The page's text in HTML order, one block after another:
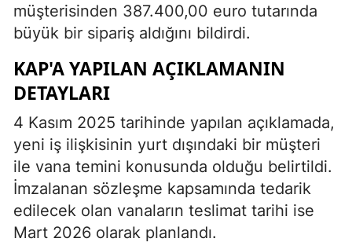
müşterisinden 387.400,00 euro tutarında
büyük bir sipariş aldığını bildirdi.
KAP'A YAPILAN AÇIKLAMANIN
DETAYLARI
4 Kasım 2025 tarihinde yapılan açıklamada,
yeni iş ilişkisinin yurt dışındaki bir müşteri
ile vana temini konusunda olduğu belirtildi.
İmzalanan sözleşme kapsamında tedarik
edilecek olan vanaların teslimat tarihi ise
Mart 2026 olarak planlandı.